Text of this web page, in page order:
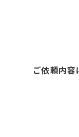
ご依頼内